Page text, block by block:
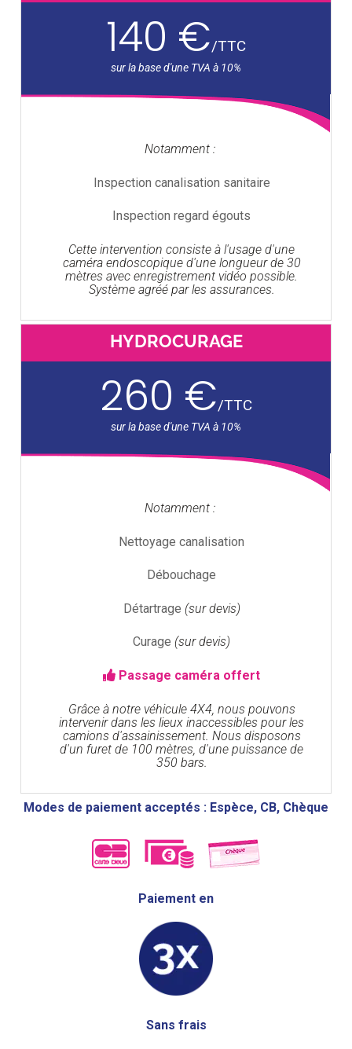
140 €/TTC
Notamment :
Inspection canalisation sanitaire
Inspection regard égouts
Cette intervention consiste à l'usage d'une
caméra endoscopique d'une longueur de 30
mètres avec enregistrement vidéo possible.
Système agréé par les assurances.
HYDROCURAGE
260 €/TTC
Notamment :
Nettoyage canalisation
Débouchage
Détartrage (sur devis)
Curage (sur devis)
Passage caméra offert
Grâce à notre véhicule 4X4, nous pouvons
intervenir dans les lieux inaccessibles pour les
camions d'assainissement. Nous disposons
d'un furet de 100 mètres, d'une puissance de
350 bars.
Modes de paiement acceptés : Espèce, CB, Chèque
Paiement en
Sans frais